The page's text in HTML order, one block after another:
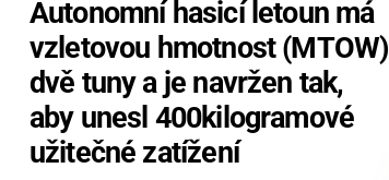
Autonomní hasicí letoun má
vzletovou hmotnost (MTOW)
dvě tuny a je navržen tak,
aby unesl 400kilogramové
užitečné zatížení